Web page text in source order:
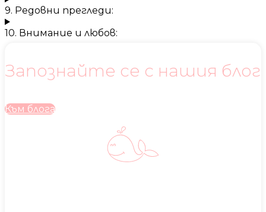
9. Редовни прегледи:
10. Внимание и любов:
Запознайте се с нашия блог
Към блога